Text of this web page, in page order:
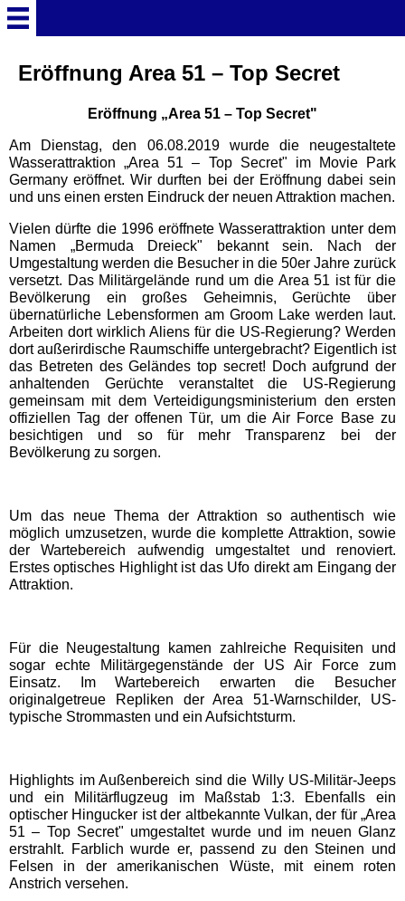
Startseite
Deutschland Überschrift
Freizeitparks
Baden-Württemberg
Freizeitparks
Erlebnispark Tripsdrill
Europa-Park
Funny-World
Schwaben Park
Tatzmania
Bayern Freizeitparks
Allgäu Skyline Park
Bayern-Park
EDELWIES
Freizeit-Land Geiselwind
Eröffnung Area 51 – Top Secret
Eröffnung „Area 51 – Top Secret"
Am Dienstag, den 06.08.2019 wurde die neugestaltete
Wasserattraktion „Area 51 – Top Secret" im Movie Park
Germany eröffnet. Wir durften bei der Eröffnung dabei sein
und uns einen ersten Eindruck der neuen Attraktion machen.
Vielen dürfte die 1996 eröffnete Wasserattraktion unter dem
Namen „Bermuda Dreieck" bekannt sein. Nach der
Umgestaltung werden die Besucher in die 50er Jahre zurück
versetzt. Das Militärgelände rund um die Area 51 ist für die
Bevölkerung ein großes Geheimnis, Gerüchte über
übernatürliche Lebensformen am Groom Lake werden laut.
Arbeiten dort wirklich Aliens für die US-Regierung? Werden
dort außerirdische Raumschiffe untergebracht? Eigentlich ist
das Betreten des Geländes top secret! Doch aufgrund der
anhaltenden Gerüchte veranstaltet die US-Regierung
gemeinsam mit dem Verteidigungsministerium den ersten
offiziellen Tag der offenen Tür, um die Air Force Base zu
besichtigen und so für mehr Transparenz bei der
Bevölkerung zu sorgen.
Um das neue Thema der Attraktion so authentisch wie
möglich umzusetzen, wurde die komplette Attraktion, sowie
der Wartebereich aufwendig umgestaltet und renoviert.
Erstes optisches Highlight ist das Ufo direkt am Eingang der
Attraktion.
Für die Neugestaltung kamen zahlreiche Requisiten und
sogar echte Militärgegenstände der US Air Force zum
Einsatz. Im Wartebereich erwarten die Besucher
originalgetreue Repliken der Area 51-Warnschilder, US-
typische Strommasten und ein Aufsichtsturm.
Highlights im Außenbereich sind die Willy US-Militär-Jeeps
und ein Militärflugzeug im Maßstab 1:3. Ebenfalls ein
optischer Hingucker ist der altbekannte Vulkan, der für „Area
51 – Top Secret" umgestaltet wurde und im neuen Glanz
erstrahlt. Farblich wurde er, passend zu den Steinen und
Felsen in der amerikanischen Wüste, mit einem roten
Anstrich versehen.